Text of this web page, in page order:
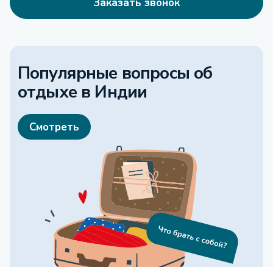
Популярные вопросы об
отдыхе в Индии
Смотреть